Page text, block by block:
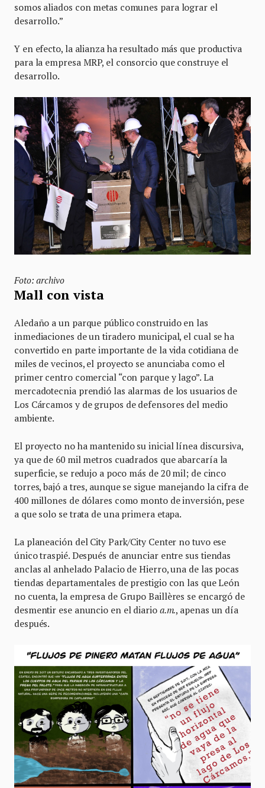
somos aliados con metas comunes para lograr el
desarrollo.”
Y en efecto, la alianza ha resultado más que productiva
para la empresa MRP, el consorcio que construye el
desarrollo.
Foto: archivo
Mall con vista
Aledaño a un parque público construido en las
inmediaciones de un tiradero municipal, el cual se ha
convertido en parte importante de la vida cotidiana de
miles de vecinos, el proyecto se anunciaba como el
primer centro comercial “con parque y lago”. La
mercadotecnia prendió las alarmas de los usuarios de
Los Cárcamos y de grupos de defensores del medio
ambiente.
El proyecto no ha mantenido su inicial línea discursiva,
ya que de 60 mil metros cuadrados que abarcaría la
superficie, se redujo a poco más de 20 mil; de cinco
torres, bajó a tres, aunque se sigue manejando la cifra de
400 millones de dólares como monto de inversión, pese
a que solo se trata de una primera etapa.
La planeación del City Park/City Center no tuvo ese
único traspié. Después de anunciar entre sus tiendas
anclas al anhelado Palacio de Hierro, una de las pocas
tiendas departamentales de prestigio con las que León
no cuenta, la empresa de Grupo Baillères se encargó de
desmentir ese anuncio en el diario a.m., apenas un día
después.